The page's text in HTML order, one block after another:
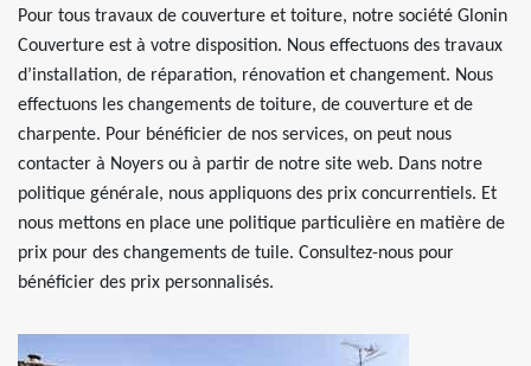
Pour tous travaux de couverture et toiture, notre société Glonin
Couverture est à votre disposition. Nous effectuons des travaux
d’installation, de réparation, rénovation et changement. Nous
effectuons les changements de toiture, de couverture et de
charpente. Pour bénéficier de nos services, on peut nous
contacter à Noyers ou à partir de notre site web. Dans notre
politique générale, nous appliquons des prix concurrentiels. Et
nous mettons en place une politique particulière en matière de
prix pour des changements de tuile. Consultez-nous pour
bénéficier des prix personnalisés.